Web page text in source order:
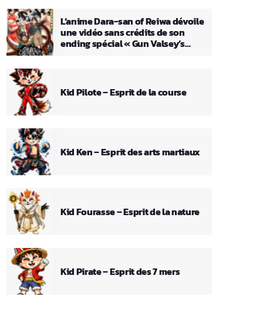
L’anime Dara-san of Reiwa dévoile
une vidéo sans crédits de son
ending spécial « Gun Valsey’s
Kid Pilote – Esprit de la course
Kid Ken – Esprit des arts martiaux
Kid Fourasse – Esprit de la nature
Kid Pirate – Esprit des 7 mers